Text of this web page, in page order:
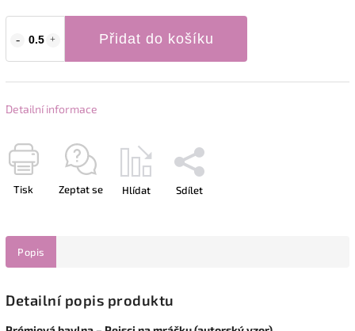
Přidat do košíku
Detailní informace
Tisk Zeptat se Hlídat Sdílet
Popis
Detailní popis produktu